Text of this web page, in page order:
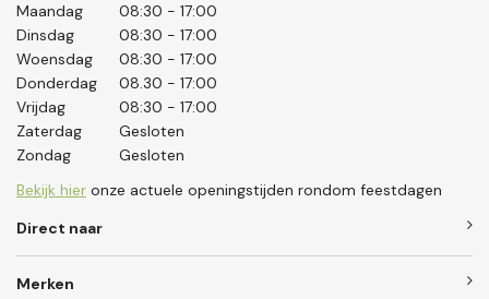
Maandag
08:30 - 17:00
Dinsdag
08:30 - 17:00
Woensdag
08:30 - 17:00
Donderdag
08.30 - 17:00
Vrijdag
08:30 - 17:00
Zaterdag
Gesloten
Zondag
Gesloten
Bekijk hier onze actuele openingstijden rondom feestdagen
Direct naar
Merken